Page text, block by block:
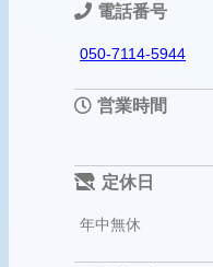
電話番号
050-7114-5944
営業時間
定休日
年中無休